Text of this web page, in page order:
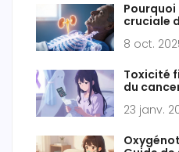
cruciale
8 oct.
Toxicité
du
23 janv.